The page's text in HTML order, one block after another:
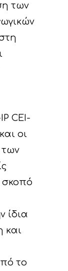
των
CEI-
οι
των
σκοπό
ίδια
και
το